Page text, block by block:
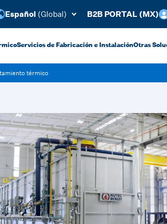
Español (Global) B2B PORTAL (MX)
Servicios de Fabricación e InstalaciónOtras
térmico